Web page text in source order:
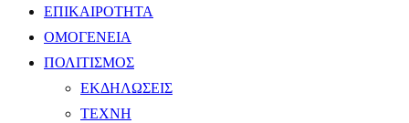
ΕΠΙΚΑΙΡΟΤΗΤΑ
ΟΜΟΓΕΝΕΙΑ
ΠΟΛΙΤΙΣΜΟΣ
ΕΚΔΗΛΩΣΕΙΣ
ΤΕΧΝΗ